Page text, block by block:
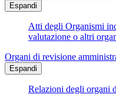
Espandi
Atti degli Organismi
valutazione o altri
Organi di revisione
Espandi
Relazioni degli organi